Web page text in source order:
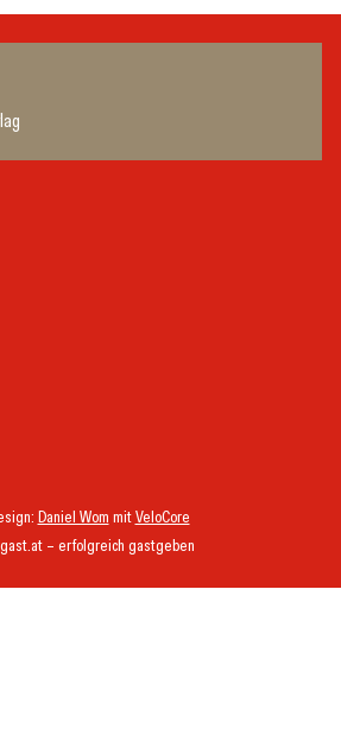
– erfolgreich gastgeben
Daniel Wom mitVeloCore